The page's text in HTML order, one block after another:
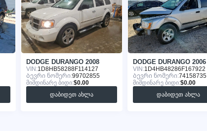
DODGE DURANGO 2008
VIN:1D8HB58288F114127
Ბევრი ნომერი:99702855
მიმდინარე ბიდი:$0.00
დაბიდეთ ახლა
DODGE DURANGO 2006
VIN:1D4HB48286F167922
Ბევრი ნომერი:74158735
მიმდინარე ბიდი:$0.00
დაბიდეთ ახლა